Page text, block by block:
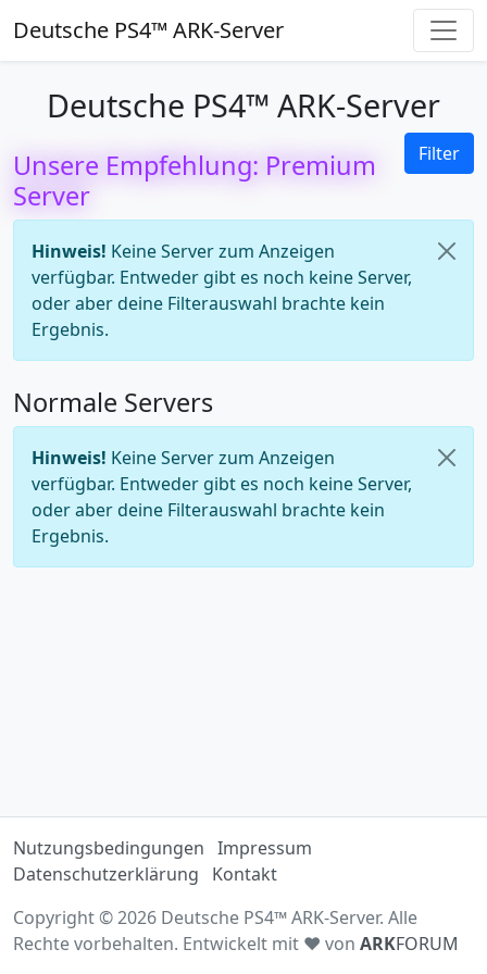
Deutsche PS4™ ARK-Server
Deutsche PS4™ ARK-Server
Filter
Unsere Empfehlung: Premium
Server
Hinweis! Keine Server zum Anzeigen
verfügbar. Entweder gibt es noch keine Server,
oder aber deine Filterauswahl brachte kein
Ergebnis.
Normale Servers
Hinweis! Keine Server zum Anzeigen
verfügbar. Entweder gibt es noch keine Server,
oder aber deine Filterauswahl brachte kein
Ergebnis.
Nutzungsbedingungen Impressum
Datenschutzerklärung
Kontakt
Copyright © 2026 Deutsche PS4™ ARK-Server. Alle
Rechte vorbehalten. Entwickelt mit ♥ von ARKFORUM